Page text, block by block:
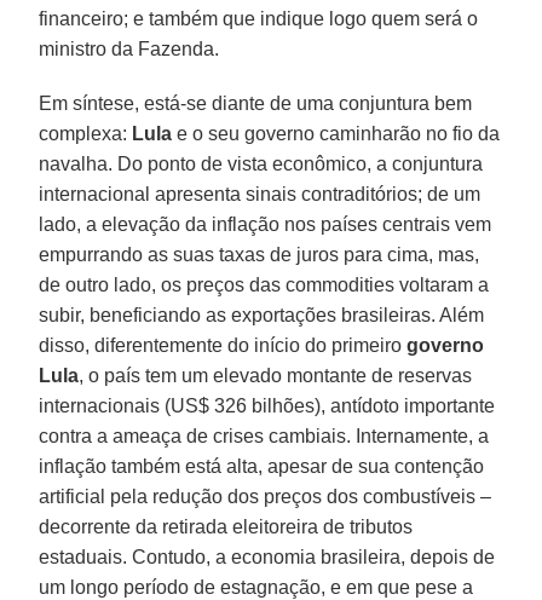
financeiro; e também que indique logo quem será o
ministro da Fazenda.
Em síntese, está-se diante de uma conjuntura bem
complexa: Lula e o seu governo caminharão no fio da
navalha. Do ponto de vista econômico, a conjuntura
internacional apresenta sinais contraditórios; de um
lado, a elevação da inflação nos países centrais vem
empurrando as suas taxas de juros para cima, mas,
de outro lado, os preços das commodities voltaram a
subir, beneficiando as exportações brasileiras. Além
disso, diferentemente do início do primeiro governo
Lula, o país tem um elevado montante de reservas
internacionais (US$ 326 bilhões), antídoto importante
contra a ameaça de crises cambiais. Internamente, a
inflação também está alta, apesar de sua contenção
artificial pela redução dos preços dos combustíveis –
decorrente da retirada eleitoreira de tributos
estaduais. Contudo, a economia brasileira, depois de
um longo período de estagnação, e em que pese a